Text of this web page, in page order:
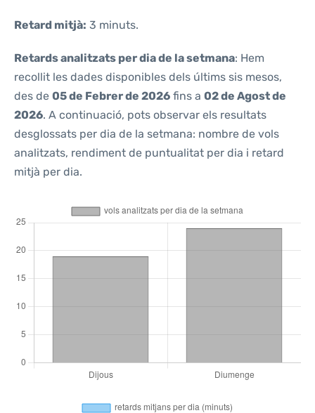
Retard mitjà: 3 minuts.
Retards analitzats per dia de la setmana: Hem
recollit les dades disponibles dels últims sis mesos,
des de 05 de Febrer de 2026 fins a 02 de Agost de
2026. A continuació, pots observar els resultats
desglossats per dia de la setmana: nombre de vols
analitzats, rendiment de puntualitat per dia i retard
mitjà per dia.